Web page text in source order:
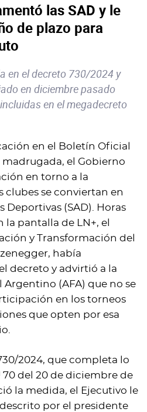
las SAD y le
de plazo para
en el decreto 730/2024 y
en diciembre pasado
en el megadecreto
en el Boletín Oficial
madrugada, el Gobierno
en torno a la
clubes se conviertan en
Deportivas (SAD). Horas
la pantalla de LN+, el
y Transformación del
había
decreto y advirtió a la
(AFA) que no se
en los torneos
que opten por esa
2024, que completa lo
del 20 de diciembre de
la medida, el Ejecutivo le
por el presidente